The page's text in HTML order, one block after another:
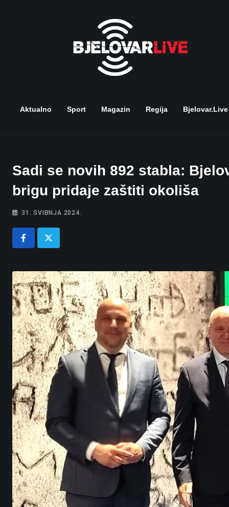
Aktualno Sport Magazin Regija Bjelovar.live
Sadi se novih 892 stabla:
brigu pridaje zaštiti okoliša
31. SVIBNJA 2024.